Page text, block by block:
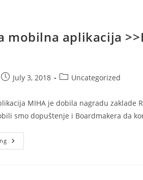
mobilna aplikacija
PostJuly 3, 2018
PostUncategorized
MIHA je dobila nagradu
smo dopuštenje i Boardmakera da
Besplatna
Mobilna